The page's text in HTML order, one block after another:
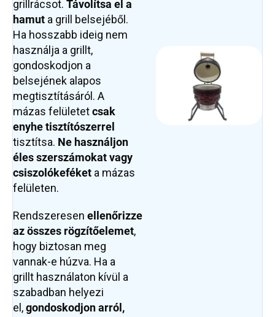
grillrácsot. Távolítsa el a
hamut a grill belsejéből.
Ha hosszabb ideig nem
használja a grillt,
gondoskodjon a
belsejének alapos
megtisztításáról. A
mázas felületetcsak
enyhe tisztítószerrel
tisztítsa. Ne használjon
éles szerszámokat vagy
csiszolókeféket a mázas
felületen.
Rendszeresen ellenőrizze
az összes rögzítőelemet,
hogy biztosan meg
vannak-e húzva. Ha a
grillt használaton kívül a
szabadban helyezi
el,gondoskodjon arról,